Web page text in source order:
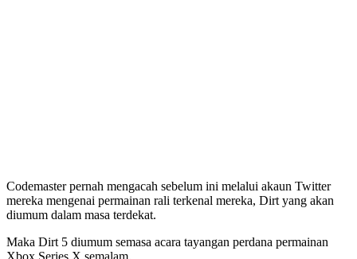
Codemaster pernah mengacah sebelum ini melalui akaun Twitter
mereka mengenai permainan rali terkenal mereka, Dirt yang akan
diumum dalam masa terdekat.
Maka Dirt 5 diumum semasa acara tayangan perdana permainan
Xbox Series X semalam.